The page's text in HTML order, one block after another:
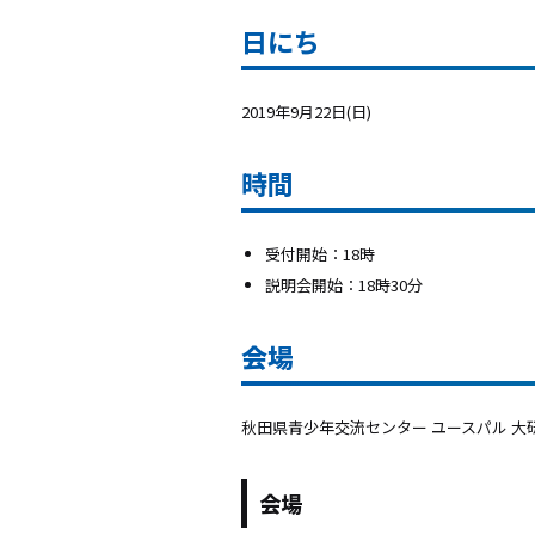
日にち
2019年9月22日(日)
時間
受付開始：18時
説明会開始：18時30分
会場
秋田県青少年交流センター ユースパル 大
会場